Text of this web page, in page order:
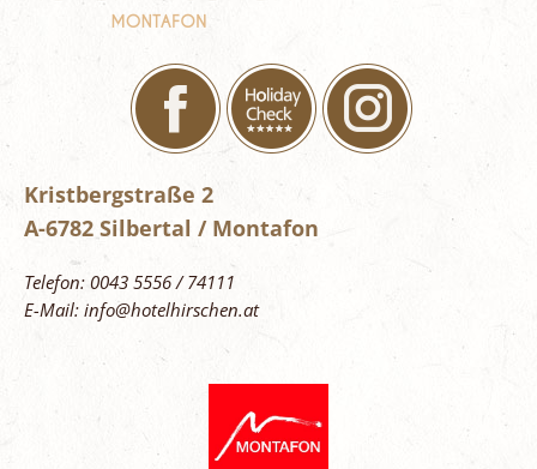
Kristbergstraße 2
A-6782 Silbertal / Montafon
Telefon: 0043 5556 / 74111
E-Mail: info@hotelhirschen.at